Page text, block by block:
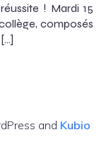
! Mardi 15
composés
and Kubio